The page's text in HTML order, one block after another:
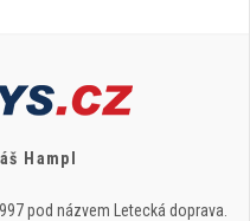
Hampl
pod názvem Letecká doprava.